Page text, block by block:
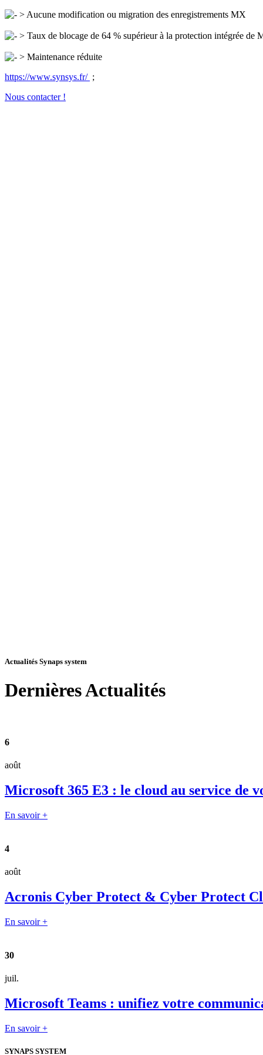
> Aucune modification ou migration des enregistrements MX
> Taux de blocage de 64 % supérieur à la protection intégrée de
> Maintenance réduite
https://www.synsys.fr/ ;
Nous contacter !
Actualités Synaps system
DernièresActualités
6
août
Microsoft 365 E3 : le cloud au service de
En savoir +
4
août
Acronis Cyber Protect & Cyber Protect
En savoir +
30
juil.
Microsoft Teams : unifiez votre
En savoir +
SYNAPS SYSTEM